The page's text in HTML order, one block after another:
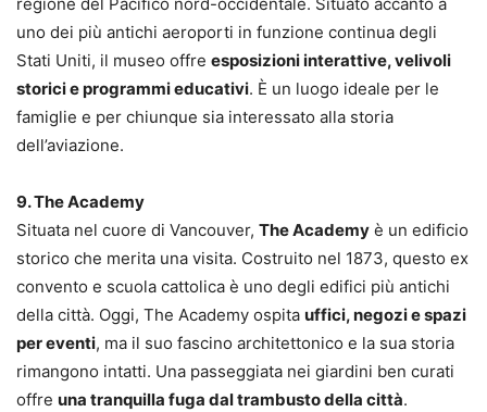
uno dei più antichi aeroporti in funzione continua degli
Stati Uniti, il museo offre esposizioni interattive, velivoli
storici e programmi educativi. È un luogo ideale per le
famiglie e per chiunque sia interessato alla storia
dell’aviazione.
9. The Academy
Situata nel cuore di Vancouver, The Academy è un edificio
storico che merita una visita. Costruito nel 1873, questo ex
convento e scuola cattolica è uno degli edifici più antichi
della città. Oggi, The Academy ospita uffici, negozi e spazi
per eventi, ma il suo fascino architettonico e la sua storia
rimangono intatti. Una passeggiata nei giardini ben curati
offre una tranquilla fuga dal trambusto della città.